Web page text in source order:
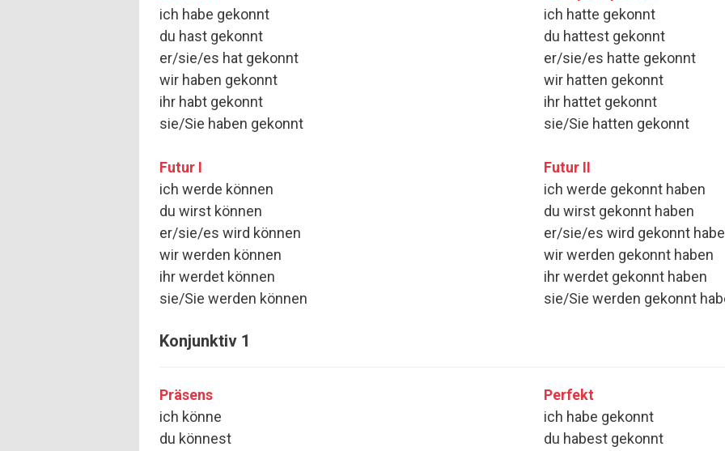
ich habe gekonnt
du hast gekonnt
er/sie/es hat gekonnt
wir haben gekonnt
ihr habt gekonnt
sie/Sie haben gekonnt
ich hatte gekonnt
du hattest gekonnt
er/sie/es hatte gekonnt
wir hatten gekonnt
ihr hattet gekonnt
sie/Sie hatten gekonnt
Futur I
ich werde können
du wirst können
er/sie/es wird können
wir werden können
ihr werdet können
sie/Sie werden können
Futur II
ich werde gekonnt haben
du wirst gekonnt haben
er/sie/es wird gekonnt
wir werden gekonnt haben
ihr werdet gekonnt haben
sie/Sie werden gekonnt
Konjunktiv 1
Präsens
ich könne
du könnest
Perfekt
ich habe gekonnt
du habest gekonnt